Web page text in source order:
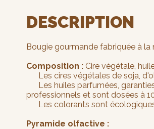
DESCRIPTION
Bougie gourmande fabriquée à la
Composition : Cire végétale,
Les cires végétales de soja,
Les huiles parfumées,
professionnels et sont dosées à
Les colorants sont
Pyramide olfactive :